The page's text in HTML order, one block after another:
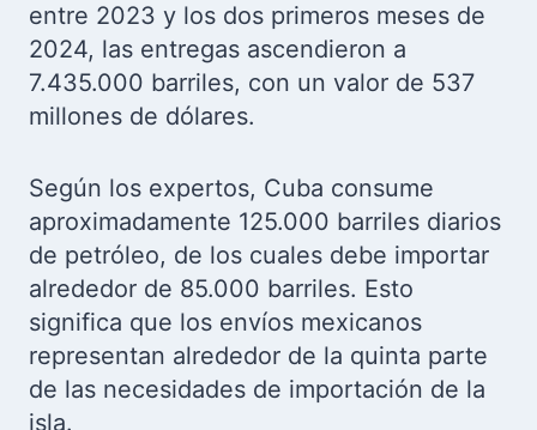
entre 2023 y los dos primeros meses de
2024, las entregas ascendieron a
7.435.000 barriles, con un valor de 537
millones de dólares.
Según los expertos, Cuba consume
aproximadamente 125.000 barriles diarios
de petróleo, de los cuales debe importar
alrededor de 85.000 barriles. Esto
significa que los envíos mexicanos
representan alrededor de la quinta parte
de las necesidades de importación de la
isla.